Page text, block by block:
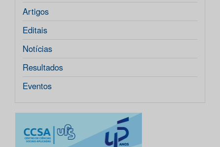
Artigos
Editais
Notícias
Resultados
Eventos